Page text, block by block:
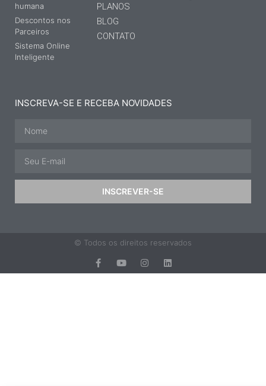
humana
Descontos nos
Parceiros
Sistema Online
Inteligente
PLANOS
BLOG
CONTATO
INSCREVA-SE E RECEBA NOVIDADES
INSCREVER-SE
© Todos os direitos reservados